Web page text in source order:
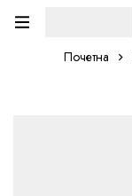
Почетна